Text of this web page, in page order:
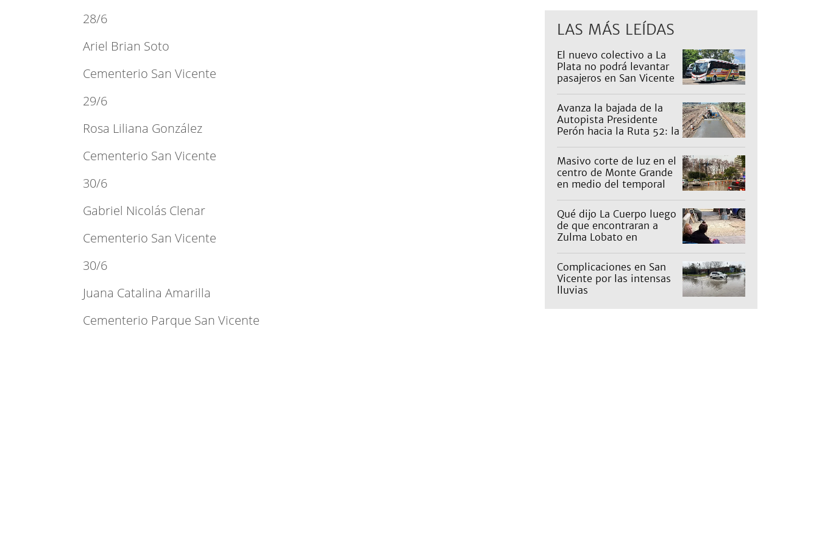
28/6
Ariel Brian Soto
Cementerio San Vicente
29/6
Rosa Liliana González
Cementerio San Vicente
30/6
Gabriel Nicolás Clenar
Cementerio San Vicente
30/6
Juana Catalina Amarilla
Cementerio Parque San Vicente
LAS MÁS LEÍDAS
El nuevo colectivo a La
Plata no podrá levantar
pasajeros en San Vicente
Avanza la bajada de la
Autopista Presidente
Perón hacia la Ruta 52: la
Masivo corte de luz en el
centro de Monte Grande
en medio del temporal
Qué dijo La Cuerpo luego
de que encontraran a
Zulma Lobato en
Complicaciones en San
Vicente por las intensas
lluvias